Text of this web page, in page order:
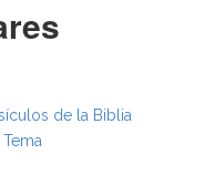
de la Biblia